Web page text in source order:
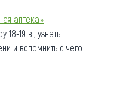
аптека»
18-19 в., узнать
и вспомнить с чего